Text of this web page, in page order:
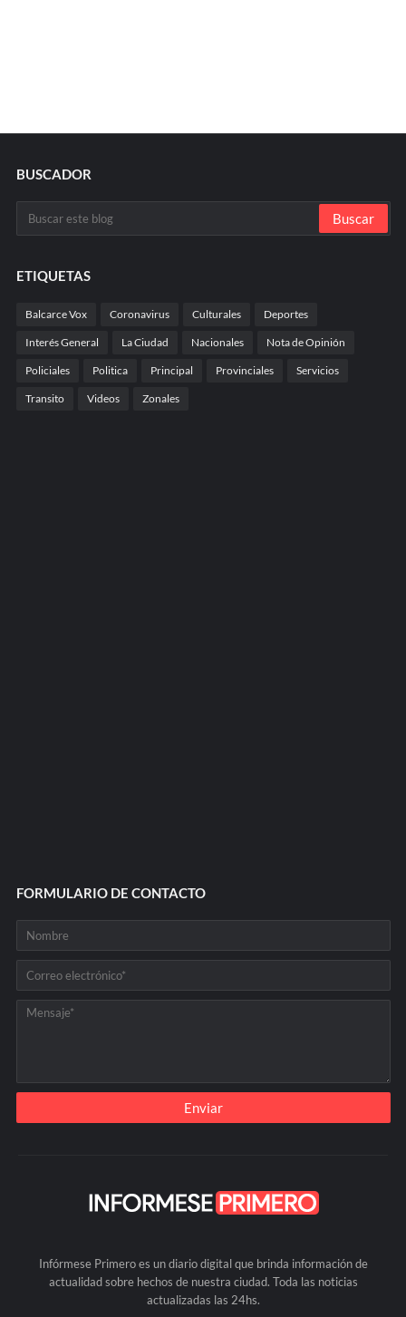
BUSCADOR
ETIQUETAS
Balcarce Vox Coronavirus Culturales Deportes
Interés General La Ciudad Nacionales Nota de Opinión
Policiales Politica Principal Provinciales Servicios
Transito Videos Zonales
FORMULARIO DE CONTACTO
Infórmese Primero es un diario digital que brinda información de
actualidad sobre hechos de nuestra ciudad. Toda las noticias
actualizadas las 24hs.